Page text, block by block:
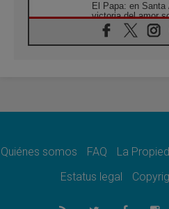
El Papa: en
victoria del amor
08.08.2026
León XIV visitará
07.08.2026
07.08.2026
el compromiso del
Quiénes somos FAQ La
Estatus legal